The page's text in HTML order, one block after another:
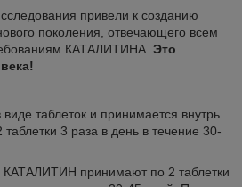
привели к созданию
поколения, отвечающего всем
КАТАЛИТИНА. Это
века!
таблеток и принимается внутрь
3 раза в день в течение 30-
КАТАЛИТИН принимают по 2 таблетки